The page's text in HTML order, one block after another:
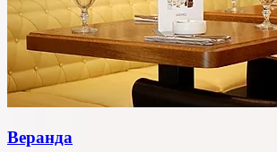
Веранда